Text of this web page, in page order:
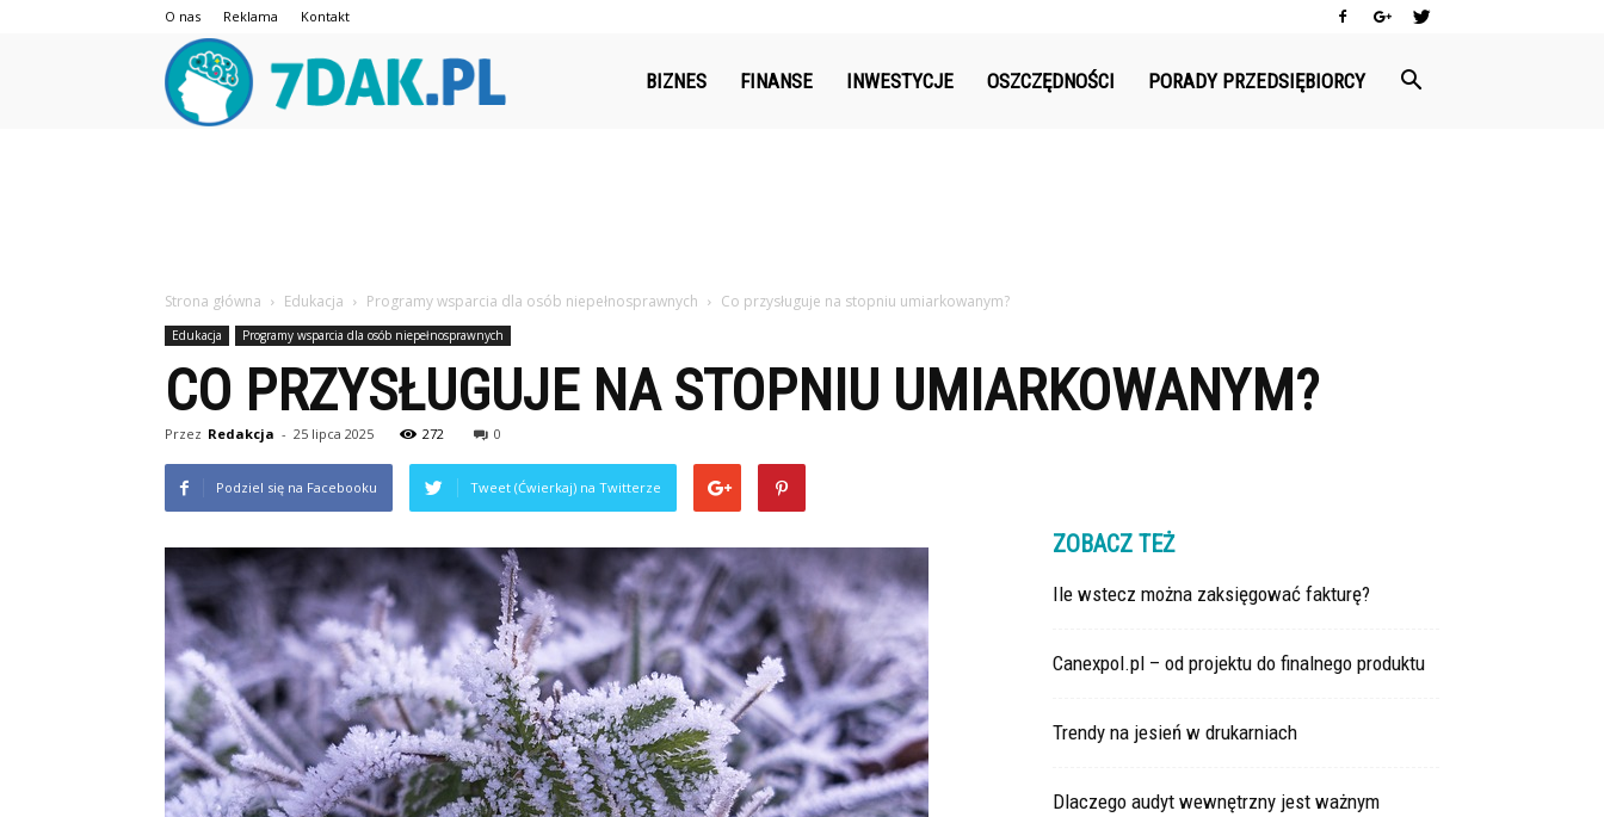
O nas Reklama Kontakt
BIZNES FINANSE INWESTYCJE OSZCZĘDNOŚCI PORADY PRZEDSIĘBIORCY
Strona główna Edukacja Programy wsparcia dla osób niepełnosprawnych Co przysługuje na stopniu umiarkowanym?
Edukacja Programy wsparcia dla osób niepełnosprawnych
CO PRZYSŁUGUJE NA STOPNIU UMIARKOWANYM?
Przez Redakcja - 25 lipca 2025 272 0
Podziel się na Facebooku Tweet (Ćwierkaj) na Twitterze
ZOBACZ TEŻ
Ile wstecz można zaksięgować fakturę?
Canexpol.pl – od projektu do finalnego produktu
Trendy na jesień w drukarniach
Dlaczego audyt wewnętrzny jest ważnym